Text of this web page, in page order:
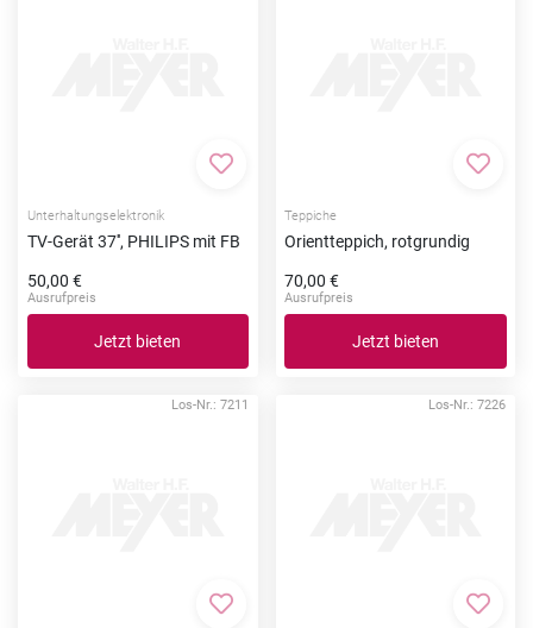
Zur Merkliste hinzufügen
Unterhaltungselektronik
TV-Gerät 37'', PHILIPS mit FB
50,00 €
Ausrufpreis
Jetzt bieten
Zur
Teppiche
Orientteppich, rotgrundig
70,00 €
Ausrufpreis
Jetzt bieten
Los-Nr.: 7211
Zur Merkliste hinzufügen
Los-Nr.: 7226
Zur